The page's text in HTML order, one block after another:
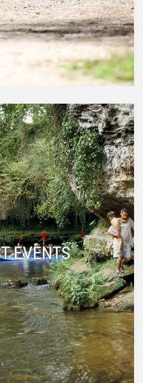
EVENTS